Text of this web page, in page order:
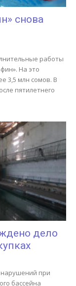
снова
работы
На это
3,5 млн сомов. В
пятилетнего
дело
нарушений при
бассейна